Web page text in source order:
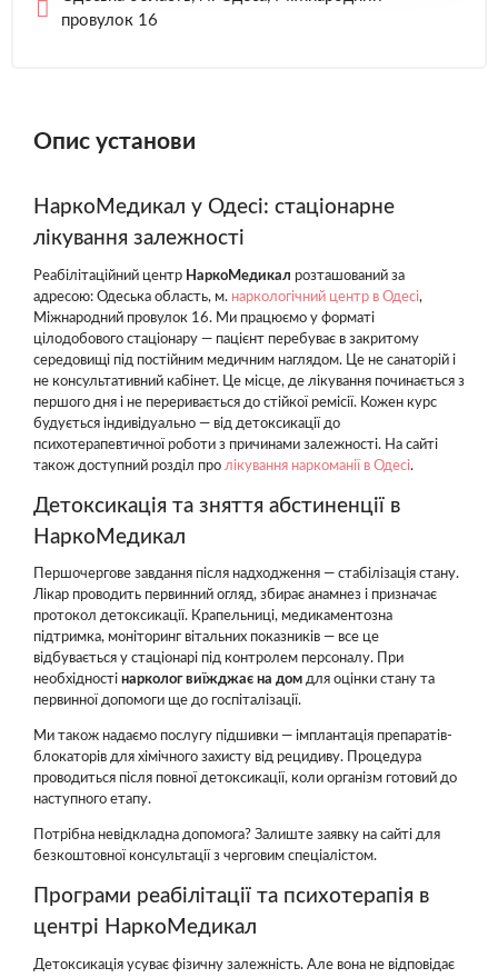
провулок 16
Опис установи
НаркоМедикал у Одесі: стаціонарне
лікування залежності
Реабілітаційний центр НаркоМедикал розташований за
адресою: Одеська область, м. наркологічний центр в Одесі,
Міжнародний провулок 16. Ми працюємо у форматі
цілодобового стаціонару — пацієнт перебуває в закритому
середовищі під постійним медичним наглядом. Це не санаторій і
не консультативний кабінет. Це місце, де лікування починається з
першого дня і не переривається до стійкої ремісії. Кожен курс
будується індивідуально — від детоксикації до
психотерапевтичної роботи з причинами залежності. На сайті
також доступний розділ про лікування наркоманії в Одесі.
Детоксикація та зняття абстиненції в
НаркоМедикал
Першочергове завдання після надходження — стабілізація стану.
Лікар проводить первинний огляд, збирає анамнез і призначає
протокол детоксикації. Крапельниці, медикаментозна
підтримка, моніторинг вітальних показників — все це
відбувається у стаціонарі під контролем персоналу. При
необхідності нарколог виїжджає на дом для оцінки стану та
первинної допомоги ще до госпіталізації.
Ми також надаємо послугу підшивки — імплантація препаратів-
блокаторів для хімічного захисту від рецидиву. Процедура
проводиться після повної детоксикації, коли організм готовий до
наступного етапу.
Потрібна невідкладна допомога? Залиште заявку на сайті для
безкоштовної консультації з черговим спеціалістом.
Програми реабілітації та психотерапія в
центрі НаркоМедикал
Детоксикація усуває фізичну залежність. Але вона не відповідає